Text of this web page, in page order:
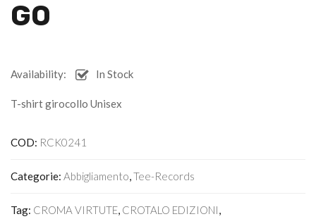
GO
Availability: In Stock
T-shirt girocollo Unisex
COD: RCK0241
Categorie: Abbigliamento,Tee-Records
Tag: CROMA VIRTUTE, CROTALO EDIZIONI,